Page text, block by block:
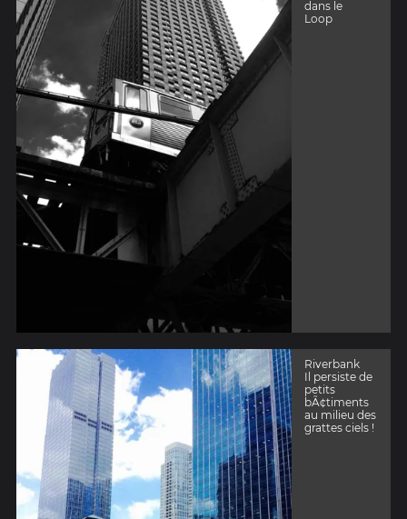
dans le
Loop
Riverbank
Il persiste de
petits
bÃ¢timents
au milieu des
grattes ciels !